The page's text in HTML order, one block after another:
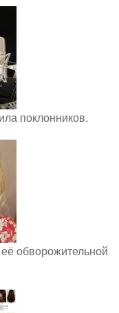
поклонников.
обворожительной